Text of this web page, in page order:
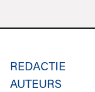
REDACTIE
AUTEURS